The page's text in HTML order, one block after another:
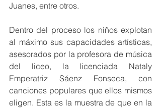
Juanes, entre otros.
Dentro del proceso los niños explotan
al máximo sus capacidades artísticas,
asesorados por la profesora de música
del liceo, la licenciada Nataly
Emperatriz Sáenz Fonseca, con
canciones populares que ellos mismos
eligen. Esta es la muestra de que en la